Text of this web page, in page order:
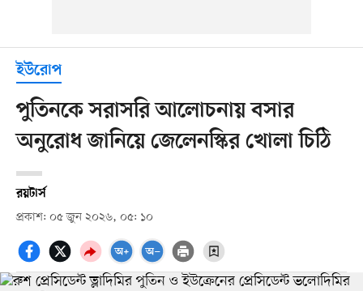
ইউরোপ
পুতিনকে সরাসরি আলোচনায় বসার
অনুরোধ জানিয়ে জেলেনস্কির খোলা চিঠি
রয়টার্স
প্রকাশ: ০৫ জুন ২০২৬, ০৫: ১০